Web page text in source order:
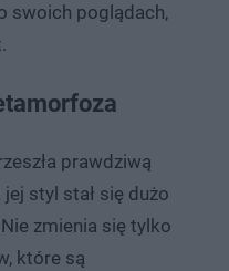
swoich poglądach,
prawdziwą
styl stał się dużo
zmienia się tylko
które są